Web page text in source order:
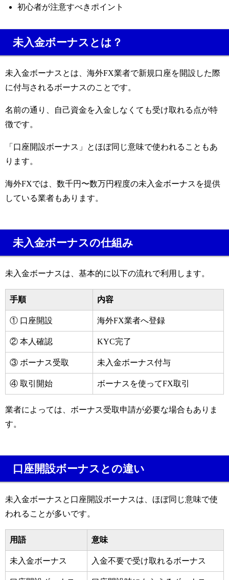
初心者が注意すべきポイント
未入金ボーナスとは？
未入金ボーナスとは、海外FX業者で新規口座を開設した際
に付与されるボーナスのことです。
名前の通り、自己資金を入金しなくても受け取れる点が特
徴です。
「口座開設ボーナス」とほぼ同じ意味で使われることもあ
ります。
海外FXでは、数千円〜数万円程度の未入金ボーナスを提供
している業者もあります。
未入金ボーナスの仕組み
未入金ボーナスは、基本的に以下の流れで利用します。
手順 内容
① 口座開設 海外FX業者へ登録
② 本人確認 KYC完了
③ ボーナス受取 未入金ボーナス付与
④ 取引開始 ボーナスを使ってFX取引
業者によっては、ボーナス受取申請が必要な場合もありま
す。
口座開設ボーナスとの違い
未入金ボーナスと口座開設ボーナスは、ほぼ同じ意味で使
われることが多いです。
用語 意味
未入金ボーナス 入金不要で受け取れるボーナス